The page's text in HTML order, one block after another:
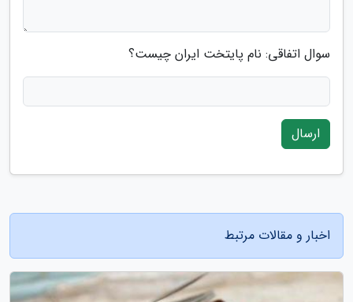
سوال اتفاقی: نام پایتخت ایران چیست؟
ارسال
اخبار و مقالات مرتبط